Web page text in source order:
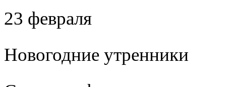
23 февраля
Новогодние утренники